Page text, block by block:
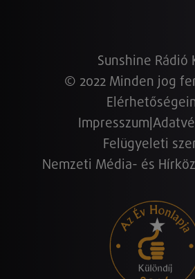
Sunshine Rádió
© 2022 Minden jog
Impresszum
Felügyeleti
Nemzeti Média- és